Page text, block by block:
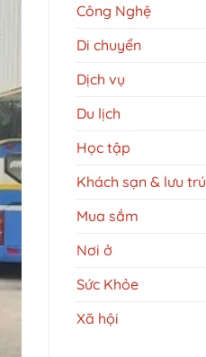
Công Nghệ
Di chuyển
Dịch vụ
Du lịch
Học tập
Khách sạn & lưu trú
Mua sắm
Nơi ở
Sức Khỏe
Xã hội